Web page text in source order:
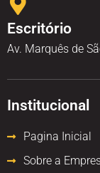
Escritório
Av. Marquês de
Institucional
Pagina Inicial
Sobre a